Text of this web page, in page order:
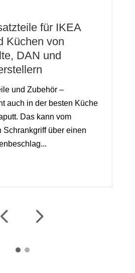
für IKEA
Küchen von
DAN und
und Zubehör –
auch in der besten Küche
Das kann vom
Schrankgriff über einen